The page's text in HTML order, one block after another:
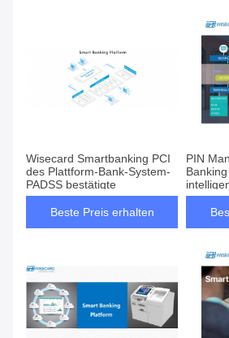
Wisecard Smartbanking PCI
des Plattform-Bank-System-
PADSS bestätigte
Beste Preis erhalten
PIN
Drucken